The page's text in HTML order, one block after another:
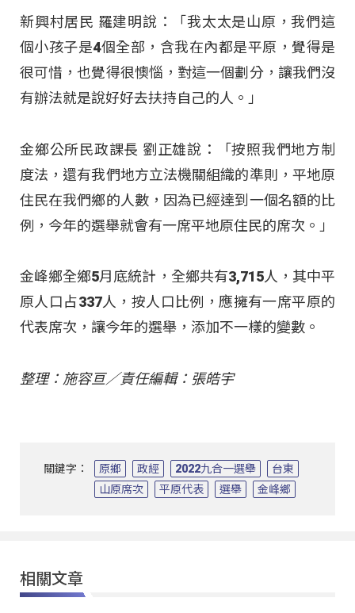
新興村居民 羅建明說：「我太太是山原，我們這
個小孩子是4個全部，含我在內都是平原，覺得是
很可惜，也覺得很懊惱，對這一個劃分，讓我們沒
有辦法就是說好好去扶持自己的人。」
金鄉公所民政課長 劉正雄說：「按照我們地方制
度法，還有我們地方立法機關組織的準則，平地原
住民在我們鄉的人數，因為已經達到一個名額的比
例，今年的選舉就會有一席平地原住民的席次。」
金峰鄉全鄉5月底統計，全鄉共有3,715人，其中平
原人口占337人，按人口比例，應擁有一席平原的
代表席次，讓今年的選舉，添加不一樣的變數。
整理：施容亘／責任編輯：張皓宇
關鍵字： 原鄉 政經 2022九合一選舉
台東
山原席次
平原代表 選舉 金峰鄉
相關文章